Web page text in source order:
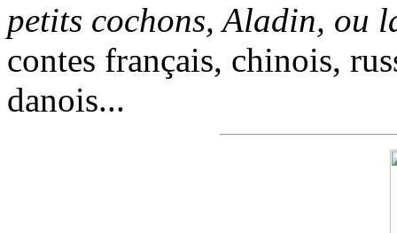
petits cochons, Aladin, ou
contes français, chinois,
danois...